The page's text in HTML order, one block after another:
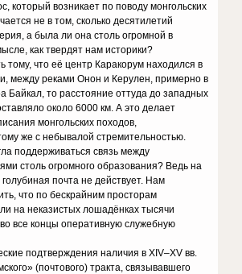
который возникает по поводу монгольских
не в том, сколько десятилетий
а была ли она столь огромной в
как твердят нам историки?
тому, что её центр Каракорум находился в
между реками Онон и Керулен, примерно в
Байкал, то расстояние оттуда до западных
около 6000 км. А это делает
монгольских походов,
же с небывалой стремительностью.
поддерживаться связь между
столь огромного образования? Ведь на
голубиная почта не действует. Нам
что по бескрайним просторам
на неказистых лошадёнках тысячи
все концы оперативную служебную
подтверждения наличия в XIV–XV вв.
(почтового) тракта, связывавшего